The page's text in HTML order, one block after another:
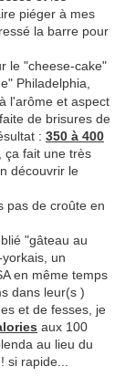
piéger à mes
la barre pour
le "cheese-cake"
Philadelphia,
l'arôme et aspect
de brisures de
: 350 à 400
ça fait une très
découvrir le
pas de croûte en
"gâteau au
un
en même temps
dans leur(s )
et de fesses, je
aux 100
au lieu du
rapide...